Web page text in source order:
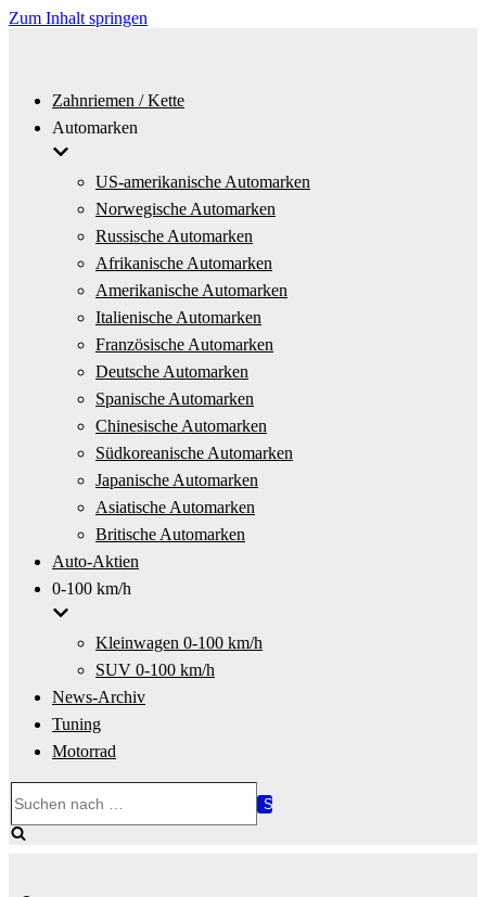
Zum Inhalt springen
Zahnriemen / Kette
Automarken
US-amerikanische Automarken
Norwegische Automarken
Russische Automarken
Afrikanische Automarken
Amerikanische Automarken
Italienische Automarken
Französische Automarken
Deutsche Automarken
Spanische Automarken
Chinesische Automarken
Südkoreanische Automarken
Japanische Automarken
Asiatische Automarken
Britische Automarken
Auto-Aktien
0-100 km/h
Kleinwagen 0-100 km/h
SUV 0-100 km/h
News-Archiv
Tuning
Motorrad
nach …